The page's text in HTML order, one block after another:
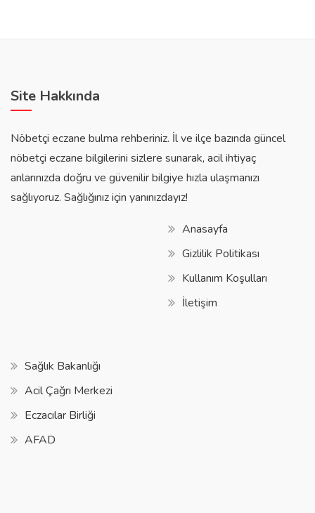
Site Hakkında
Nöbetçi eczane bulma rehberiniz. İl ve ilçe bazında güncel
nöbetçi eczane bilgilerini sizlere sunarak, acil ihtiyaç
anlarınızda doğru ve güvenilir bilgiye hızla ulaşmanızı
sağlıyoruz. Sağlığınız için yanınızdayız!
Anasayfa
Gizlilik Politikası
Kullanım Koşulları
İletişim
Sağlık Bakanlığı
Acil Çağrı Merkezi
Eczacılar Birliği
AFAD